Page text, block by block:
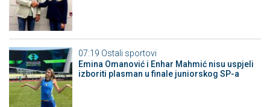
07:19 Ostali sportovi
Emina Omanović i Enhar Mahmić nisu uspjeli
izboriti plasman u finale juniorskog SP-a